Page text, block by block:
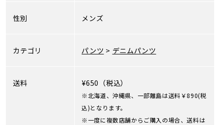
性別 メンズ
カテゴリ パンツ > デニムパンツ
送料 ¥650（税込）
※北海道、沖縄県、一部離島は送料￥890(税
込)となります。
※一度に複数店舗からご購入の場合、送料は